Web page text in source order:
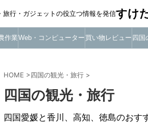
旅行・ガジェットの役立つ情報を発信すけ
作業Web・コンピューター 買い物レビュー 四国
HOME >四国の観光・旅行 >
四国の観光・旅行
四国愛媛と香川、高知、徳島のおす